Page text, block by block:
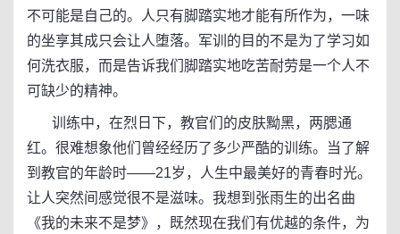
不可能是自己的。人只有脚踏实地才能有所作为，一味
的坐享其成只会让人堕落。军训的目的不是为了学习如
何洗衣服，而是告诉我们脚踏实地吃苦耐劳是一个人不
可缺少的精神。
训练中，在烈日下，教官们的皮肤黝黑，两腮通
红。很难想象他们曾经经历了多少严酷的训练。当了解
到教官的年龄时——21岁，人生中最美好的青春时光。
让人突然间感觉很不是滋味。我想到张雨生的出名曲
《我的未来不是梦》，既然现在我们有优越的条件，为